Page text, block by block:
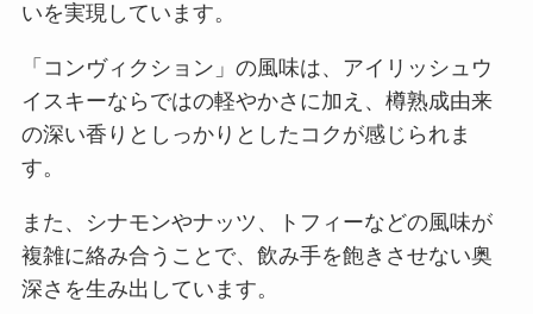
いを実現しています。
「コンヴィクション」の風味は、アイリッシュウ
イスキーならではの軽やかさに加え、樽熟成由来
の深い香りとしっかりとしたコクが感じられま
す。
また、シナモンやナッツ、トフィーなどの風味が
複雑に絡み合うことで、飲み手を飽きさせない奥
深さを生み出しています。